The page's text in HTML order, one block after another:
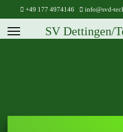
+49 177 4974146 info@svd-
SV Dettingen/